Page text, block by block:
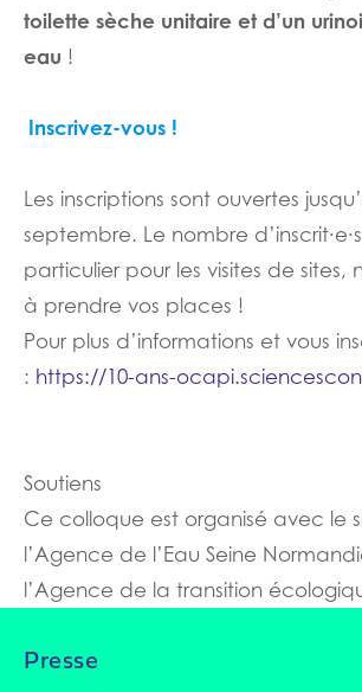
toilette sèche unitaire et d’un
eau !
Inscrivez-vous !
Les inscriptions sont ouvertes
septembre. Le nombre
particulier pour les visites de sites,
à prendre vos places !
Pour plus d’informations et vous
: https://10-ans-
Soutiens
Ce colloque est organisé avec le
l’Agence de l’Eau Seine
l’Agence de la transition
Presse